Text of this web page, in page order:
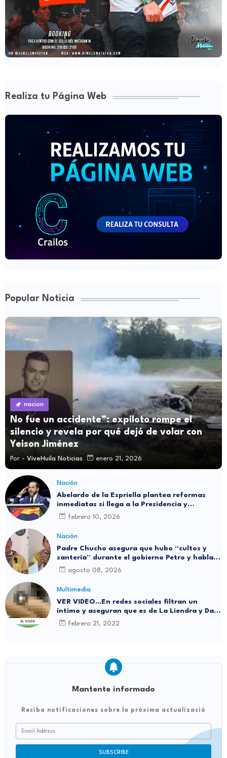
Realiza tu Página Web
Popular Noticia
nacion
No fue un accidente”: expiloto rompe el
silencio y revela por qué dejó de volar con
Yeison Jiménez
Por - ViveHuila Noticias enero 21, 2026
Nación
Abelardo de la Espriella plantea reformas
inmediatas si llega a la Presidencia y
responde a reciente encuesta: “No me asusta
febrero 10, 2026
Nación
Padre Chucho asegura que hubo “cultos y
santería” durante el gobierno Petro y habla
de “pactos oscuros”
agosto 08, 2026
Multimedia
VER VIDEO...En redes sociales filtran un
íntimo y aseguran que es de La Liendra y Dani
Dukefebrero 21, 2022
Mantente informado
Reciba notificaciones sobre la próxima actualizació